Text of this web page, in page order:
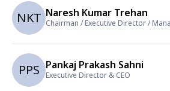
NKT Naresh Kumar Trehan
Chairman / Executive Director /
PPS Pankaj Prakash Sahni
Executive Director & CEO